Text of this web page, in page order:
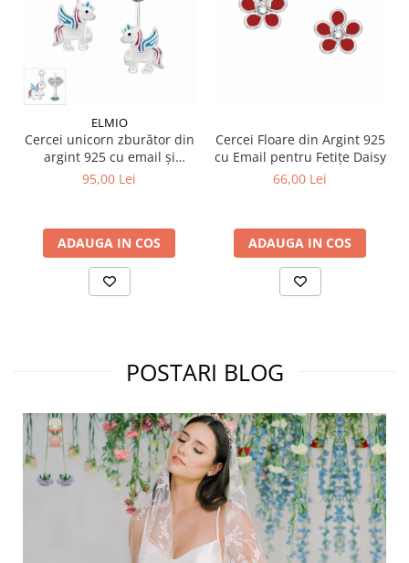
ELMIO
Cercei unicorn zburător din
argint 925 cu email și
zirconiu
95,00 Lei
ADAUGA IN COS
Cercei Floare din Argint 925
cu Email pentru Fetițe Daisy
66,00 Lei
ADAUGA IN COS
POSTARI BLOG